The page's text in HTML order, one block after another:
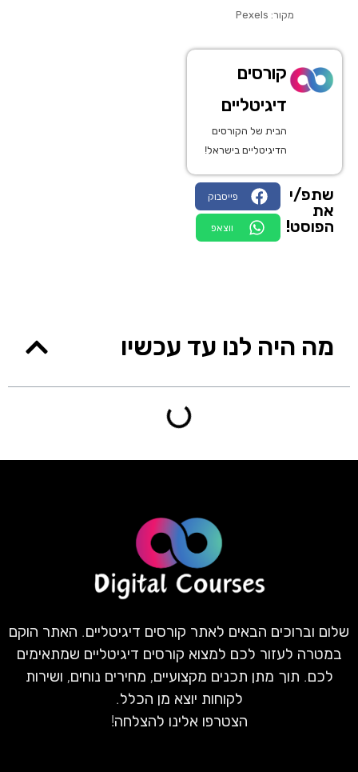
מקור: Pexels
קורסים
דיגיטליים
הבית של הקורסים
הדיגיטליים בישראל!
שתפ/י
את
הפוסט!
פייסבוק
ווצאפ
מה היה לנו עד עכשיו
שלום וברוכים הבאים לאתר קורסים דיגיטליים. האתר הוקם
במטרה לעזור לכם למצוא קורסים דיגיטליים שמתאימים
לכם. תוך מתן תכנים מקצועיים, מחירים נוחים, ושירות
לקוחות יוצא מן הכלל.
הצטרפו אלינו להצלחה!